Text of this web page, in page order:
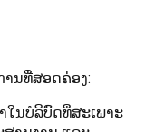
ນທີ່ສອດຄ່ອງ:
ໃນບໍລິບົດທີ່ສະເພາະ